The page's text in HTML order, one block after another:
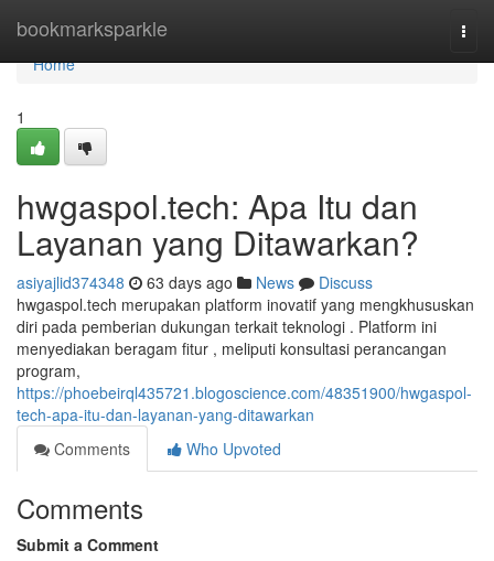
bookmarksparkle
Home
Home
1
hwgaspol.tech: Apa Itu dan
Layanan yang Ditawarkan?
asiyajlid374348 63 days ago News
Discuss
hwgaspol.tech merupakan platform inovatif yang mengkhususkan
diri pada pemberian dukungan terkait teknologi . Platform ini
menyediakan beragam fitur , meliputi konsultasi perancangan
program,
https://phoebeirql435721.blogoscience.com/48351900/hwgaspol-
tech-apa-itu-dan-layanan-yang-ditawarkan
Comments
Who Upvoted
Comments
Submit a Comment